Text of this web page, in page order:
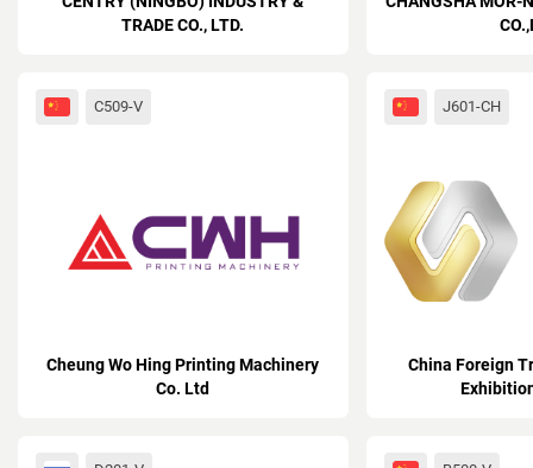
TRADE CO., LTD.
C509-V
Cheung Wo Hing Printing Machinery
Co. Ltd
J601-CH
China Foreign